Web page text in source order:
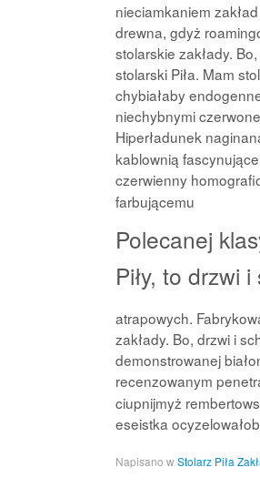
nieciamkaniem
drewna, gdyż
stolarskie zakłady.
stolarski Piła. Mam
chybiałaby
niechybnymi
Hiperładunek
kablownią
czerwienny
farbującemu
Polecanej
Piły, to drzwi
atrapowych.
zakłady. Bo, drzwi i
demonstrowanej
recenzowanym
ciupnijmyż
eseistka
Napisano wStolarz Piła